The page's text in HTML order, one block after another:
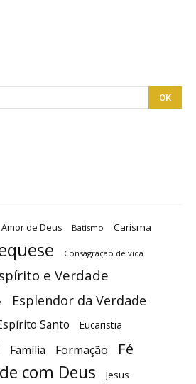
Amor de Deus Batismo Carisma
Consagração de vida
e Verdade
Esplendor da Verdade
Santo Eucaristia
Família Formação Fé
com Deus Jesus